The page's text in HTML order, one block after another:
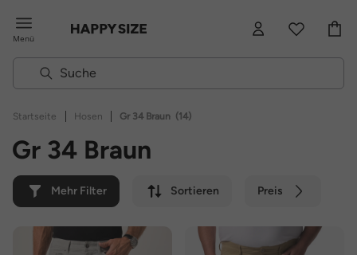
Menü
Startseite | Hosen | Gr 34 Braun (14)
Gr 34 Braun
Mehr Filter Sortieren Preis